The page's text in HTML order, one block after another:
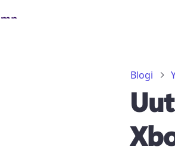
Blogi